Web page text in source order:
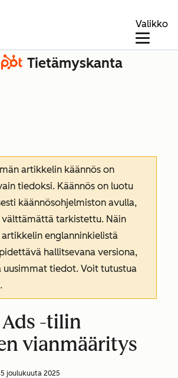
Valikko
Tietämyskanta
artikkelin käännös on
tiedoksi. Käännös on luotu
käännösohjelmiston avulla,
välttämättä tarkistettu. Näin
englanninkielistä
hallitsevana versiona,
uusimmat tiedot. Voit tutustua
.
-tilin
vianmääritys
5 joulukuuta 2025